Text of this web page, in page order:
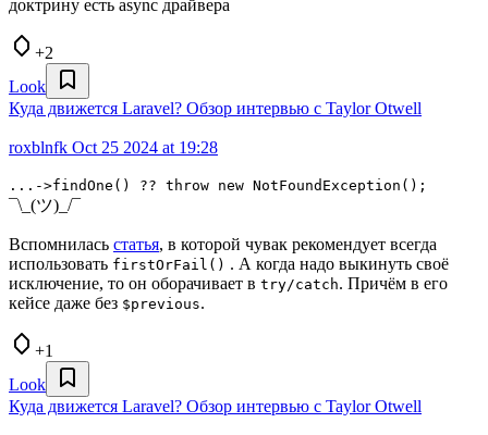
доктрину есть async драйвера
+2
Look
Куда движется Laravel? Обзор интервью с Taylor Otwell
roxblnfk Oct 25 2024 at 19:28
...->findOne() ?? throw new NotFoundException();
¯\_(ツ)_/¯
Вспомнилась статья, в которой чувак рекомендует всегда
использовать firstOrFail() . А когда надо выкинуть своё
исключение, то он оборачивает в try/catch. Причём в его
кейсе даже без $previous.
+1
Look
Куда движется Laravel? Обзор интервью с Taylor Otwell